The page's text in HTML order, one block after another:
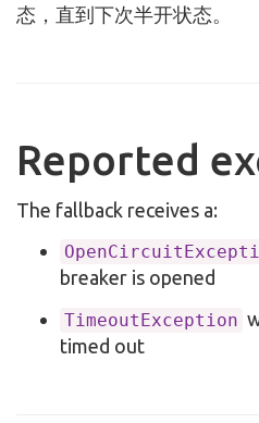
态，直到下次半开状态。
Reported
The fallback receives a:
breaker is opened
TimeoutException
timed out